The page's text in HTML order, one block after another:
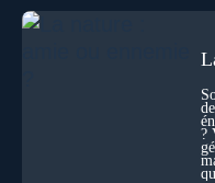
effacements nécessaires
les échelles, la mort
elle transformer notre
l’âme ? Nous en parlons
biochimie et spécialiste
?